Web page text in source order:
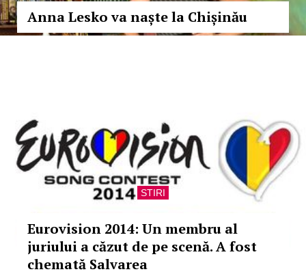
Anna Lesko va naște la Chișinău
STIRI
Eurovision 2014: Un membru al
juriului a căzut de pe scenă. A fost
chemată Salvarea